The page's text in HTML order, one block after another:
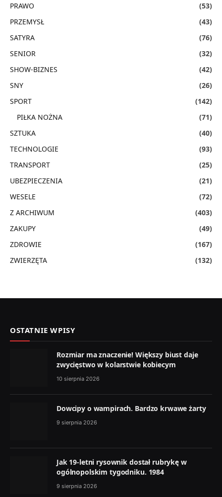
PRAWO
(53)
PRZEMYSŁ
(43)
SATYRA
(76)
SENIOR
(32)
SHOW-BIZNES
(42)
SNY
(26)
SPORT
(142)
PIŁKA NOŻNA
(71)
SZTUKA
(40)
TECHNOLOGIE
(93)
TRANSPORT
(25)
UBEZPIECZENIA
(21)
WESELE
(72)
Z ARCHIWUM
(403)
ZAKUPY
(49)
ZDROWIE
(167)
ZWIERZĘTA
(132)
OSTATNIE WPISY
Rozmiar ma znaczenie! Większy biust daje
zwycięstwo w kolarstwie kobiecym
10 sierpnia 2026
Dowcipy o wampirach. Bardzo krwawe żarty
9 sierpnia 2026
Jak 19-letni rysownik dostał rubrykę w
ogólnopolskim tygodniku. 1984
9 sierpnia 2026